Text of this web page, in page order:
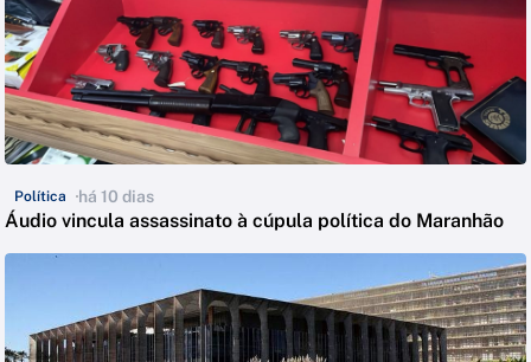
Política há 10 dias
Áudio vincula assassinato à cúpula política do Maranhão